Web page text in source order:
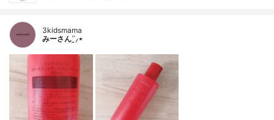
3kidsmama
みーさん¨̮⸝⋆